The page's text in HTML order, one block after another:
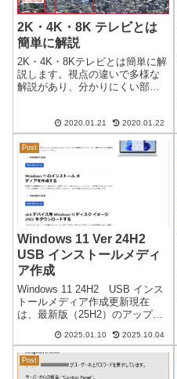
2K・4K・8K テレビとは
簡単に解説
2K・4K・8Kテレビとは簡単に解
説します。視点の違いで多様な
解説があり、分かりにくい部分
思っています。4K・8Kとは？画
面の解像度のことを表現してい
ます。結局、画面の細かさ（鮮
明さ）...
2020.01.21 2020.01.22
Post
Windows 11 Ver 24H2
USB インストールメディ
ア作成
Windows 11 24H2 USB インス
トールメディア作成更新現在
は、最新版（25H2）のアップデ
新版 Windows11 25H2 の作成方
法はほぼ同じですが、24H2 はあ
りません。日本時間 2024/...
2025.01.10 2025.10.04
Post